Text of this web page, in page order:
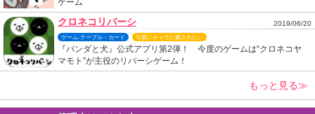
ゲーム
クロネコリバーシ 2019/06/20
ゲーム-テーブル・カード 可愛いキャラに癒されたい
『パンダと犬』公式アプリ第2弾！ 今度のゲームは“クロネコヤ
マモト”が主役のリバーシゲーム！
もっと見る≫